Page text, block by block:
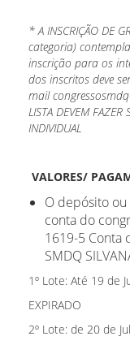
* A INSCRIÇÃO DE
categoria)
inscrição para os
dos inscritos deve
mail
LISTA DEVEM FAZER
INDIVIDUAL
VALORES/
O depósito
conta do
1619-5 Conta
SMDQ
1º Lote: Até 19 de
EXPIRADO
2º Lote: de 20 de